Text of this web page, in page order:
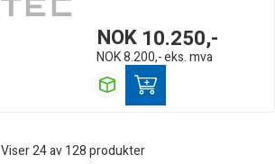
NOK 10.250,-
NOK8.200,-eks. mva
Viser24av 128 produkter